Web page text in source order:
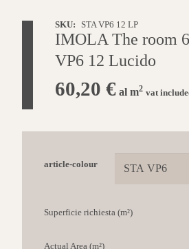
SKU: STA VP6 12 LP
IMOLA The room
VP6 12 Lucido
60,20 € al m2 vat
article-colour
Superficie richiesta (m²)
Actual Area (m²)